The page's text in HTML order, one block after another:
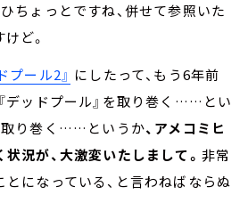
ちょっとですね、併せて参照いた
ど。
プール2』 にしたって、もう6年前
デッドプール』を取り巻く……とい
取り巻く……というか、アメコミヒ
況が、大激変いたしまして。 非常
になっている、と言わねばならぬ